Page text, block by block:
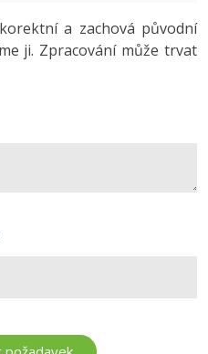
-10%
a zachová původní
ji. Zpracování může trvat